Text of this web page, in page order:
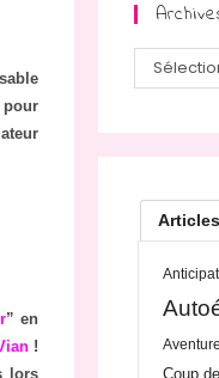
pour
” en
!
lors
Archives
Aventure
Coup